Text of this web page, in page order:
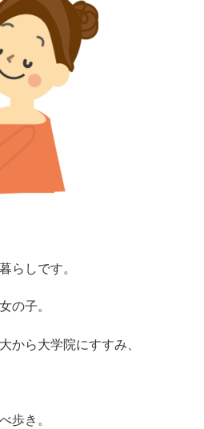
らしです。
の子。
から大学院にすすみ、
歩き。